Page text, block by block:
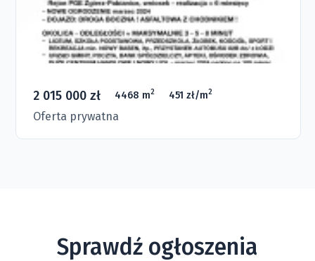
2 015 000 zł 4468 m2 451 zł/m2
Oferta prywatna
Sprawdź ogłoszenia